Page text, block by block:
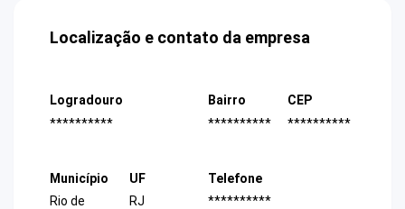
Localização e contato da empresa
Logradouro
**********
Bairro
**********
CEP
**********
Município
Rio de
UF
RJ
Telefone
**********